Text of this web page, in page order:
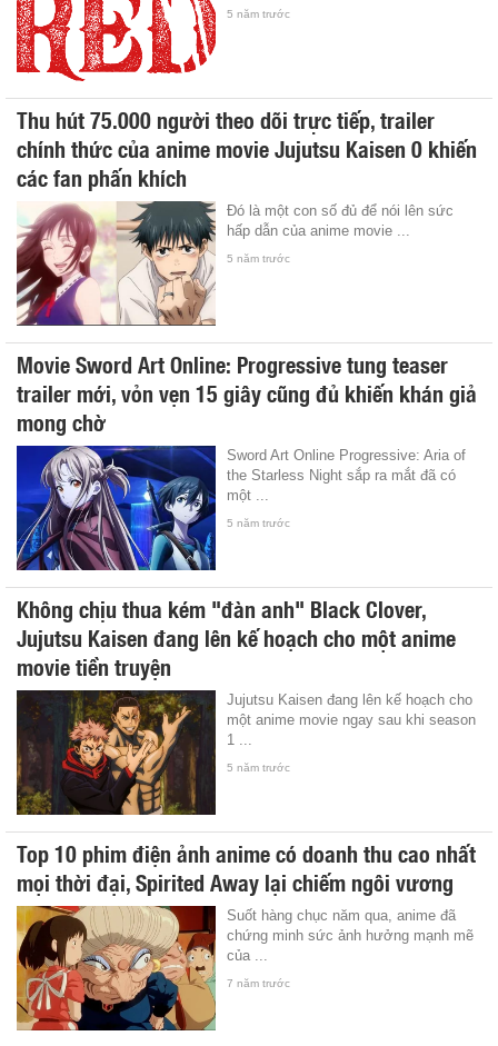
5 năm trước
Thu hút 75.000 người theo dõi trực tiếp, trailer
chính thức của anime movie Jujutsu Kaisen 0 khiến
các fan phấn khích
Đó là một con số đủ để nói lên sức
hấp dẫn của anime movie ...
5 năm trước
Movie Sword Art Online: Progressive tung teaser
trailer mới, vỏn vẹn 15 giây cũng đủ khiến khán giả
mong chờ
Sword Art Online Progressive: Aria of
the Starless Night sắp ra mắt đã có
một ...
5 năm trước
Không chịu thua kém "đàn anh" Black Clover,
Jujutsu Kaisen đang lên kế hoạch cho một anime
movie tiền truyện
Jujutsu Kaisen đang lên kế hoạch cho
một anime movie ngay sau khi season
1 ...
5 năm trước
Top 10 phim điện ảnh anime có doanh thu cao nhất
mọi thời đại, Spirited Away lại chiếm ngôi vương
Suốt hàng chục năm qua, anime đã
chứng minh sức ảnh hưởng mạnh mẽ
của ...
7 năm trước